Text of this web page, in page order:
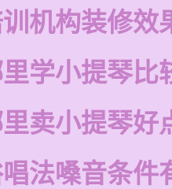
机构装修效
学小提琴比
卖小提琴好
法嗓音条件